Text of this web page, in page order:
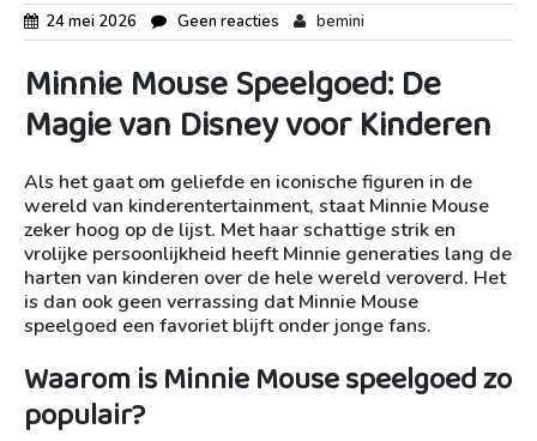
24 mei 2026 Geen reacties bemini
Minnie Mouse Speelgoed: De
Magie van Disney voor Kinderen
Als het gaat om geliefde en iconische figuren in de
wereld van kinderentertainment, staat Minnie Mouse
zeker hoog op de lijst. Met haar schattige strik en
vrolijke persoonlijkheid heeft Minnie generaties lang de
harten van kinderen over de hele wereld veroverd. Het
is dan ook geen verrassing dat Minnie Mouse
speelgoed een favoriet blijft onder jonge fans.
Waarom is Minnie Mouse speelgoed zo
populair?